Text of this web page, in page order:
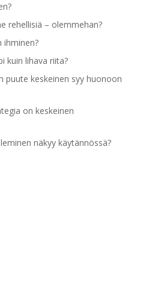
rehellisiä – olemmehan?
ihminen?
kuin lihava riita?
puute keskeinen syy huonoon
on keskeinen
näkyy käytännössä?